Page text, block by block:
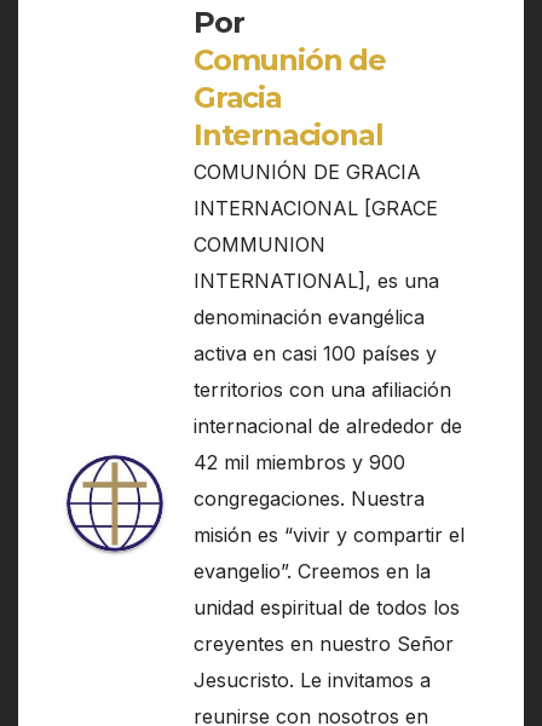
Por
Comunión de
Gracia
Internacional
COMUNIÓN DE GRACIA
INTERNACIONAL [GRACE
COMMUNION
INTERNATIONAL], es una
denominación evangélica
activa en casi 100 países y
territorios con una afiliación
internacional de alrededor de
42 mil miembros y 900
congregaciones. Nuestra
misión es “vivir y compartir el
evangelio”. Creemos en la
unidad espiritual de todos los
creyentes en nuestro Señor
Jesucristo. Le invitamos a
reunirse con nosotros en